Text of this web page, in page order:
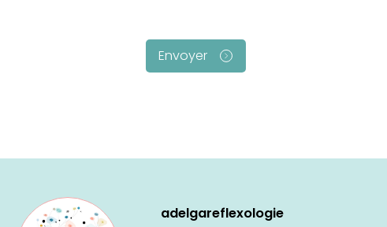
Envoyer
adelgareflexologie